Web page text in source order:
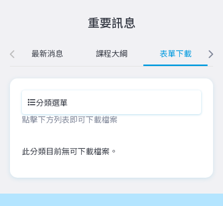
重要訊息
最新消息 課程大綱 表單下載
分類選單
點擊下方列表即可下載檔案
此分類目前無可下載檔案。